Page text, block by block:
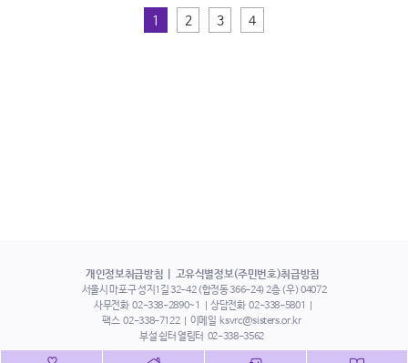
1 2 3 4
개인정보취급방침 고유식별정보(주민번호)취급방침
서울시 마포구 성지1길 32-42 (합정동 366-24) 2층 (우) 04072
사무전화 02-338-2890~1 상담전화 02-338-5801
팩스 02-338-7122 이메일 ksvrc@sisters.or.kr
부설 쉼터 열림터 02-338-3562